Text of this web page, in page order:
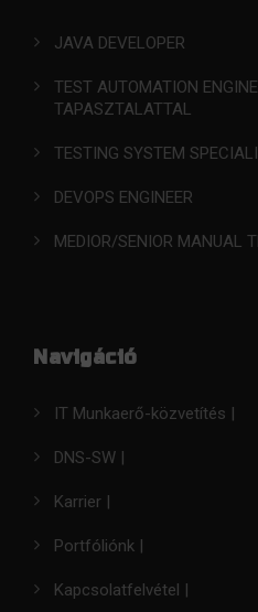
JAVA DEVELOPER
TEST AUTOMATION
TAPASZTALATTAL
TESTING SYSTEM
DEVOPS ENGINEER
MEDIOR/SENIOR MANUAL
Navigáció
IT Munkaerő-közvetítés |
DNS-SW |
Karrier |
Portfóliónk |
Kapcsolatfelvétel |